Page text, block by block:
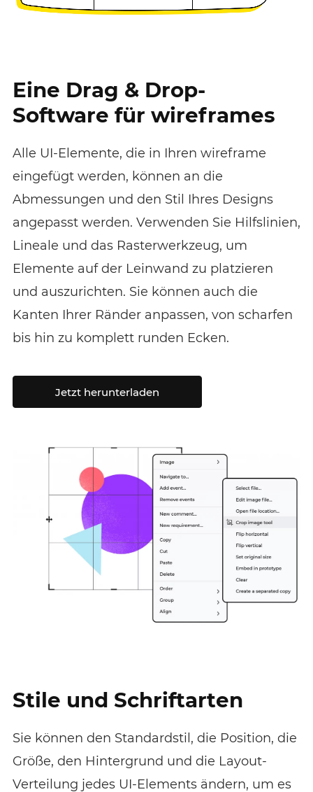
Eine Drag & Drop-
Software für wireframes
Alle UI-Elemente, die in Ihren wireframe
eingefügt werden, können an die
Abmessungen und den Stil Ihres Designs
angepasst werden. Verwenden Sie Hilfslinien,
Lineale und das Rasterwerkzeug, um
Elemente auf der Leinwand zu platzieren
und auszurichten. Sie können auch die
Kanten Ihrer Ränder anpassen, von scharfen
bis hin zu komplett runden Ecken.
Jetzt herunterladen
Stile und Schriftarten
Sie können den Standardstil, die Position, die
Größe, den Hintergrund und die Layout-
Verteilung jedes UI-Elements ändern, um es